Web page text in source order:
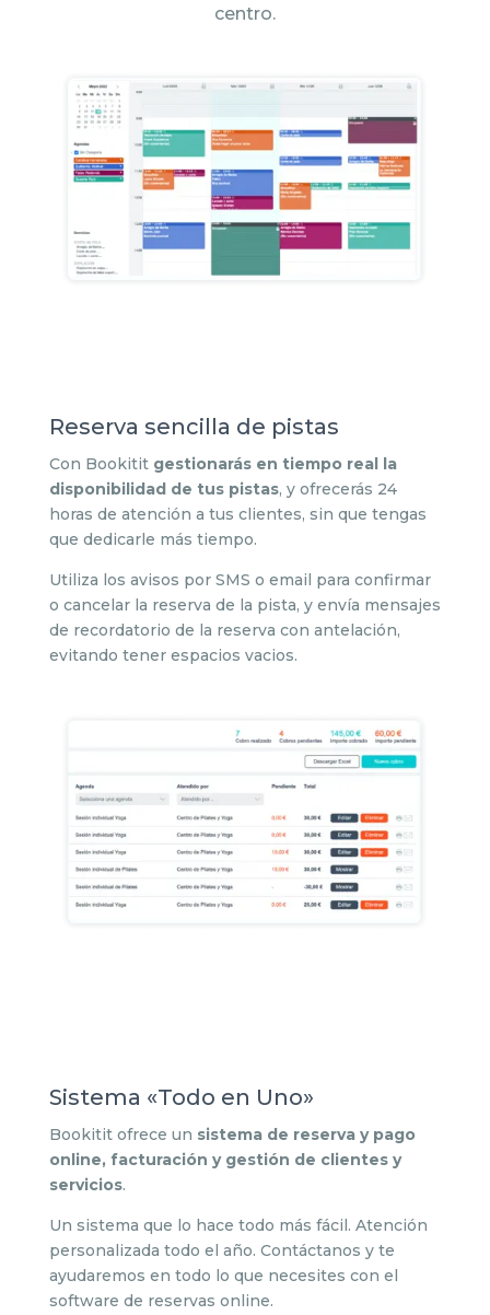
centro.
Reserva sencilla de pistas
Con Bookitit gestionarás en tiempo real la
disponibilidad de tus pistas, y ofrecerás 24
horas de atención a tus clientes, sin que tengas
que dedicarle más tiempo.
Utiliza los avisos por SMS o email para confirmar
o cancelar la reserva de la pista, y envía mensajes
de recordatorio de la reserva con antelación,
evitando tener espacios vacios.
Sistema «Todo en Uno»
Bookitit ofrece un sistema de reserva y pago
online, facturación y gestión de clientes y
servicios.
Un sistema que lo hace todo más fácil. Atención
personalizada todo el año. Contáctanos y te
ayudaremos en todo lo que necesites con el
software de reservas online.